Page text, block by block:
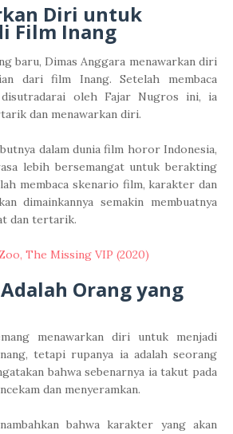
Diri untuk
Film Inang
baru, Dimas Anggara menawarkan diri
dari film Inang. Setelah membaca
oleh Fajar Nugros ini, ia
dan menawarkan diri.
dalam dunia film horor Indonesia,
lebih bersemangat untuk berakting
membaca skenario film, karakter dan
dimainkannya semakin membuatnya
dan tertarik.
The Missing VIP (2020)
Orang yang
menawarkan diri untuk menjadi
tetapi rupanya ia adalah seorang
bahwa sebenarnya ia takut pada
dan menyeramkan.
bahwa karakter yang akan